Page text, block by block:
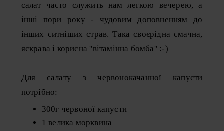
салат часто служить нам легкою вечерею, а
інші пори року - чудовим доповненням до
інших ситніших страв. Така своєрідна смачна,
яскрава і корисна ''вітамінна бомба'' :-)
Для салату з червонокачанної капусти
потрібно:
300г червоної капусти
1 велика морквина